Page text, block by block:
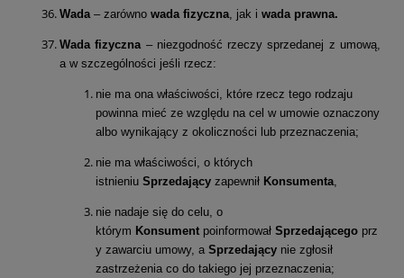
Wada – zarówno wada fizyczna , jak i wada prawna.
Wada fizyczna – niezgodność rzeczy sprzedanej z umową,
a w szczególności jeśli rzecz:
nie ma ona właściwości, które rzecz tego rodzaju
powinna mieć ze względu na cel w umowie oznaczony
albo wynikający z okoliczności lub przeznaczenia;
nie ma właściwości, o których
istnieniu Sprzedający zapewnił Konsumenta
nie nadaje się do celu, o
którym Konsument poinformował Sprzedającego prz
y zawarciu umowy, a Sprzedający nie zgłosił
zastrzeżenia co do takiego jej przeznaczenia;